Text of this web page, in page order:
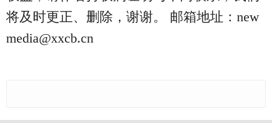
将及时更正、删除，谢谢。 邮箱地址：new
media@xxcb.cn